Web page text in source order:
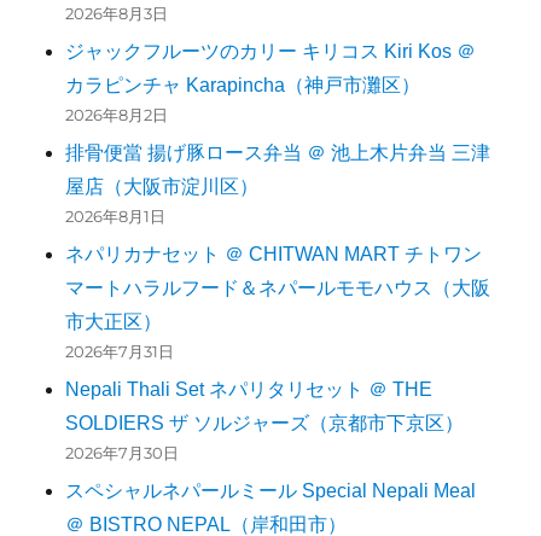
2026年8月3日
ジャックフルーツのカリー キリコス Kiri Kos ＠
カラピンチャ Karapincha（神戸市灘区）
2026年8月2日
排骨便當 揚げ豚ロース弁当 ＠ 池上木片弁当 三津
屋店（大阪市淀川区）
2026年8月1日
ネパリカナセット ＠ CHITWAN MART チトワン
マートハラルフード＆ネパールモモハウス（大阪
市大正区）
2026年7月31日
Nepali Thali Set ネパリタリセット ＠ THE
SOLDIERS ザ ソルジャーズ（京都市下京区）
2026年7月30日
スペシャルネパールミール Special Nepali Meal
＠ BISTRO NEPAL（岸和田市）